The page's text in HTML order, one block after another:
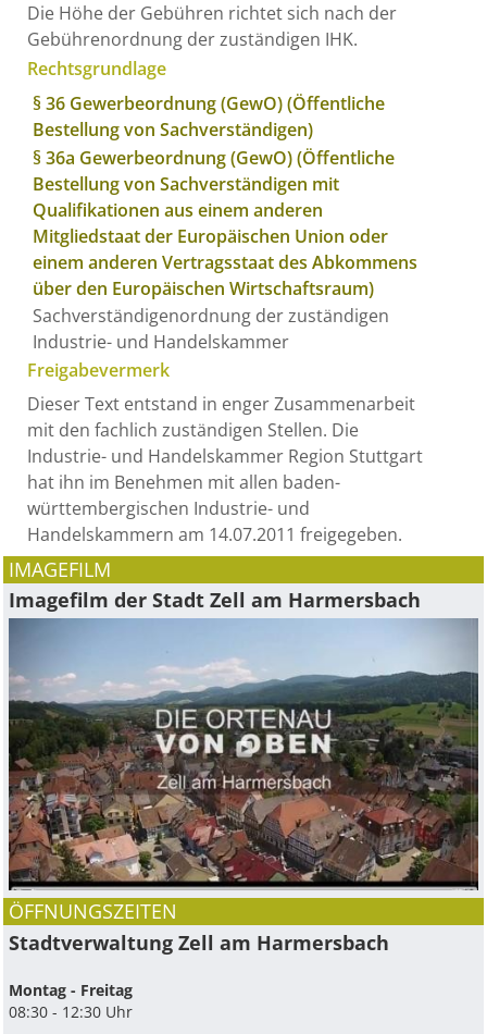
Die Höhe der Gebühren richtet sich nach der
Gebührenordnung der zuständigen IHK.
Rechtsgrundlage
§ 36 Gewerbeordnung (GewO) (Öffentliche
Bestellung von Sachverständigen)
§ 36a Gewerbeordnung (GewO) (Öffentliche
Bestellung von Sachverständigen mit
Qualifikationen aus einem anderen
Mitgliedstaat der Europäischen Union oder
einem anderen Vertragsstaat des Abkommens
über den Europäischen Wirtschaftsraum)
Sachverständigenordnung der zuständigen
Industrie- und Handelskammer
Freigabevermerk
Dieser Text entstand in enger Zusammenarbeit
mit den fachlich zuständigen Stellen. Die
Industrie- und Handelskammer Region Stuttgart
hat ihn im Benehmen mit allen baden-
württembergischen Industrie- und
Handelskammern am 14.07.2011 freigegeben.
IMAGEFILM
Imagefilm der Stadt Zell am Harmersbach
ÖFFNUNGSZEITEN
Stadtverwaltung Zell am Harmersbach
Montag - Freitag
08:30 - 12:30 Uhr